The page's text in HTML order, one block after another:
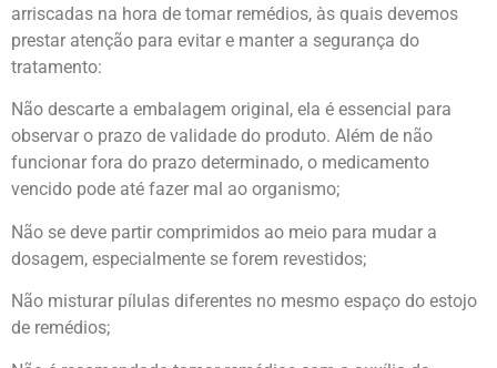
arriscadas na hora de tomar remédios, às quais devemos
prestar atenção para evitar e manter a segurança do
tratamento:
Não descarte a embalagem original, ela é essencial para
observar o prazo de validade do produto. Além de não
funcionar fora do prazo determinado, o medicamento
vencido pode até fazer mal ao organismo;
Não se deve partir comprimidos ao meio para mudar a
dosagem, especialmente se forem revestidos;
Não misturar pílulas diferentes no mesmo espaço do estojo
de remédios;